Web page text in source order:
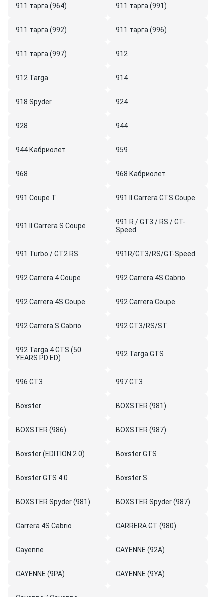
911 тарга (964) 911 тарга (991)
911 тарга (992) 911 тарга (996)
911 тарга (997) 912
912 Targa 914
918 Spyder 924
928 944
944 Кабриолет 959
968 968 Кабриолет
991 Coupe T 991 II Carrera GTS Coupe
991 II Carrera S Coupe
991 R / GT3 / RS / GT-
Speed
991 Turbo / GT2 RS 991R/GT3/RS/GT-Speed
992 Carrera 4 Coupe 992 Carrera 4S Cabrio
992 Carrera 4S Coupe 992 Carrera Coupe
992 Carrera S Cabrio 992 GT3/RS/ST
992 Targa 4 GTS (50
YEARS PD ED)
992 Targa GTS
996 GT3 997 GT3
Boxster BOXSTER (981)
BOXSTER (986) BOXSTER (987)
Boxster (EDITION 2.0) Boxster GTS
Boxster GTS 4.0 Boxster S
BOXSTER Spyder (981) BOXSTER Spyder (987)
Carrera 4S Cabrio CARRERA GT (980)
Cayenne CAYENNE (92A)
CAYENNE (9PA) CAYENNE (9YA)